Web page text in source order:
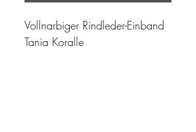
Vollnarbiger Rindleder-Einband
Tania Koralle